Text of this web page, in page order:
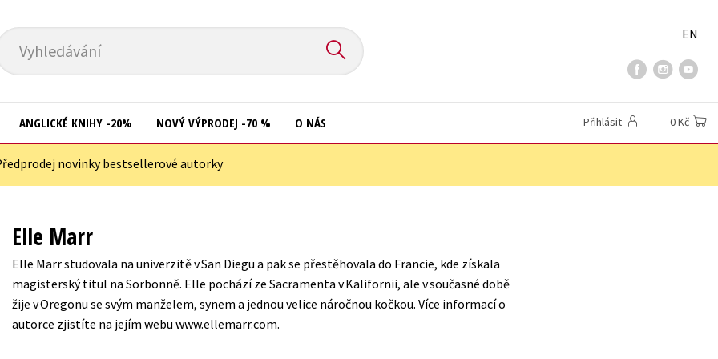
Vyhledávání
EN
New Adult
Ostatní
Počítače
Poezie
Učebnice
Výchova a pedagogika
ANGLICKÉ KNIHY -20% NOVÝ VÝPRODEJ -70 % O NÁS Přihlásit 0 Kč
novinky bestsellerové autorky
Elle Marr
Elle Marr studovala na univerzitě v San Diegu a pak se přestěhovala do Francie, kde získala
magisterský titul na Sorbonně. Elle pochází ze Sacramenta v Kalifornii, ale v současné době
žije v Oregonu se svým manželem, synem a jednou velice náročnou kočkou. Více informací o
autorce zjistíte na jejím webu www.ellemarr.com.